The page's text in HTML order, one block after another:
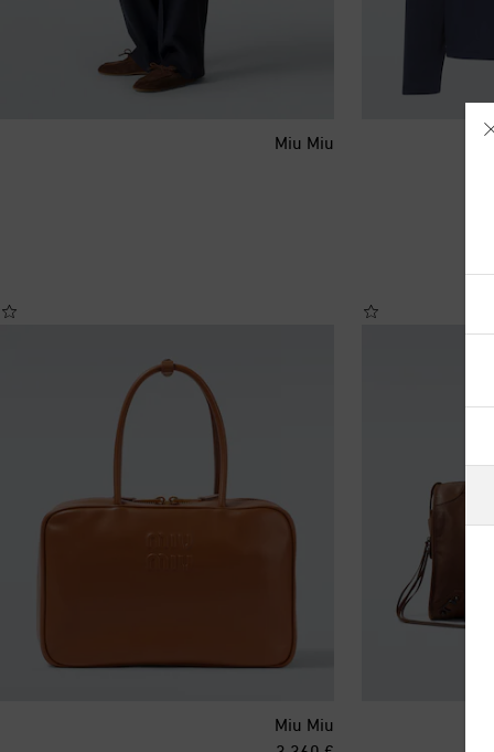
Miu Miu
Miu Miu
ألبانيا
ألمانيا